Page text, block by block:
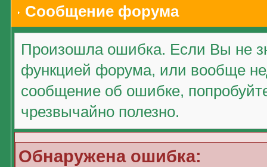
Сообщение форума
Произошла ошибка. Если Вы не
функцией форума, или вообще
сообщение об ошибке,
чрезвычайно полезно.
Обнаружена ошибка: